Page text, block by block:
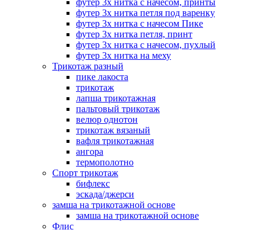
футер 3х нитка с начесом, принты
футер 3х нитка петля под варенку
футер 3х нитка с начесом Пике
футер 3х нитка петля, принт
футер 3х нитка с начесом, пухлый
футер 3х нитка на меху
Трикотаж разный
пике лакоста
трикотаж
лапша трикотажная
пальтовый трикотаж
велюр однотон
трикотаж вязаный
вафля трикотажная
ангора
термополотно
Спорт трикотаж
бифлекс
эскада/джерси
замша на трикотажной основе
замша на трикотажной основе
Флис